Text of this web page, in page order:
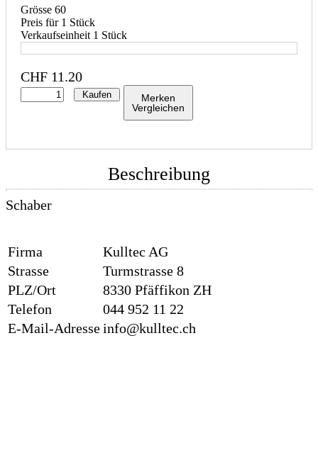
Grösse 60
Preis für 1 Stück
Verkaufseinheit 1 Stück
CHF 11.20
Kaufen
Merken
Vergleichen
Beschreibung
Schaber
Firma
Kulltec AG
Strasse
Turmstrasse 8
PLZ/Ort
8330 Pfäffikon ZH
Telefon
044 952 11 22
E-Mail-Adresseinfo@kulltec.ch